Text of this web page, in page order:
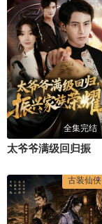
全集完结
古装仙侠